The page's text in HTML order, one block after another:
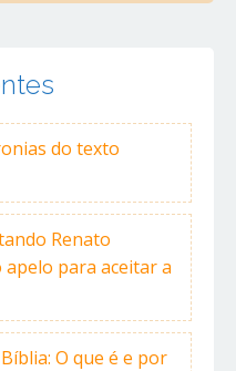
do texto
Renato
para aceitar a
O que é e por